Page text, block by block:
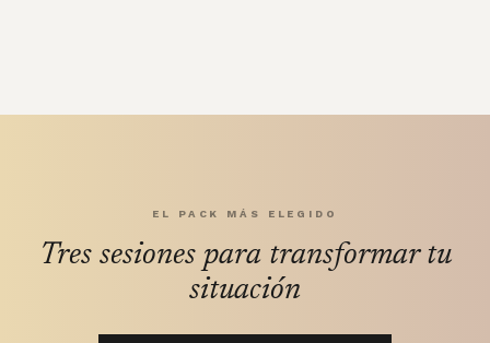
EL PACK MÁS ELEGIDO
Tres sesiones para transformar tu
situación